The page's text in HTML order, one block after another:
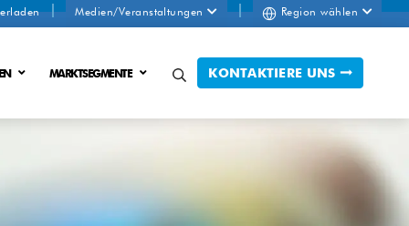
Medien/Veranstaltungen Region wählen
MARKTSEGMENTE KONTAKTIERE UNS